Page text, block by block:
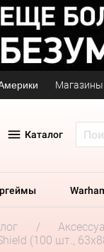
Магазины
Каталог
(100 шт.,